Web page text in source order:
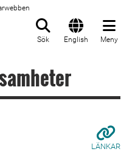
Sök English Meny
LÄNKAR